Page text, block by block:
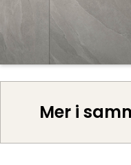
Mer i